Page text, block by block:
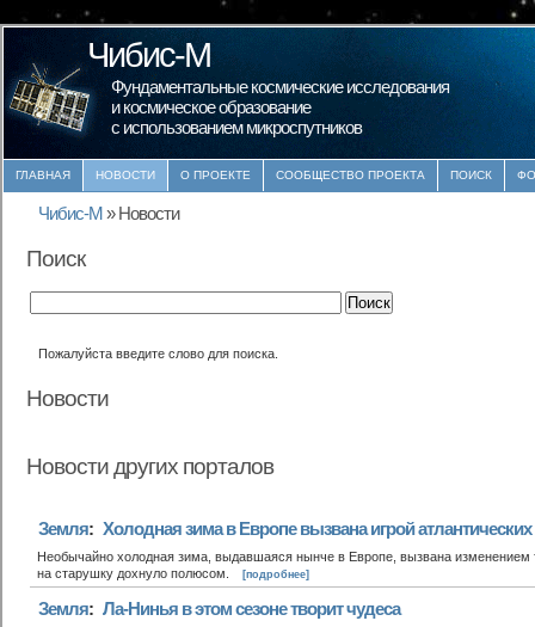
Чибис-М
Фундаментальные космические исследования
и космическое образование
с использованием микроспутников
ГЛАВНАЯ НОВОСТИ О ПРОЕКТЕ СООБЩЕСТВО ПРОЕКТА ПОИСК
Чибис-М » Новости
Поиск
Пожалуйста введите слово для поиска.
Новости
Новости других порталов
Земля: Холодная зима в Европе вызвана игрой атлантических
Необычайно холодная зима, выдавшаяся нынче в Европе, вызвана изменением
на старушку дохнуло полюсом.
[подробнее]
Земля: Ла-Нинья в этом сезоне творит чудеса